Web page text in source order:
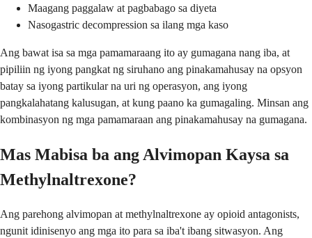
Maagang paggalaw at pagbabago sa diyeta
Nasogastric decompression sa ilang mga kaso
Ang bawat isa sa mga pamamaraang ito ay gumagana nang iba, at
pipiliin ng iyong pangkat ng siruhano ang pinakamahusay na opsyon
batay sa iyong partikular na uri ng operasyon, ang iyong
pangkalahatang kalusugan, at kung paano ka gumagaling. Minsan ang
kombinasyon ng mga pamamaraan ang pinakamahusay na gumagana.
Mas Mabisa ba ang Alvimopan Kaysa sa
Methylnaltrexone?
Ang parehong alvimopan at methylnaltrexone ay opioid antagonists,
ngunit idinisenyo ang mga ito para sa iba't ibang sitwasyon. Ang